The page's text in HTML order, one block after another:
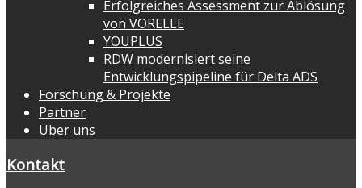
Erfolgreiches Assessment zur Ablösung
von VORELLE
YOUPLUS
RDW modernisiert seine
Entwicklungspipeline für Delta ADS
Forschung & Projekte
Partner
Über uns
Kontakt